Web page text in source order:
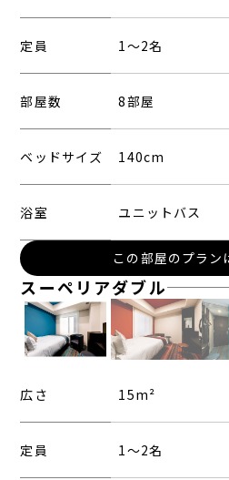
定員 1〜2名
部屋数 8部屋
ベッドサイズ 140cm
浴室 ユニットバス
この部屋のプラン
スーペリアダブル
広さ 15m²
定員 1〜2名